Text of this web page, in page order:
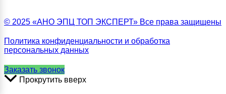
© 2025 «АНО ЭПЦ ТОП ЭКСПЕРТ» Все права защищены
Политика конфиденциальности и обработка
персональных данных
Заказать звонок
Прокрутить вверх